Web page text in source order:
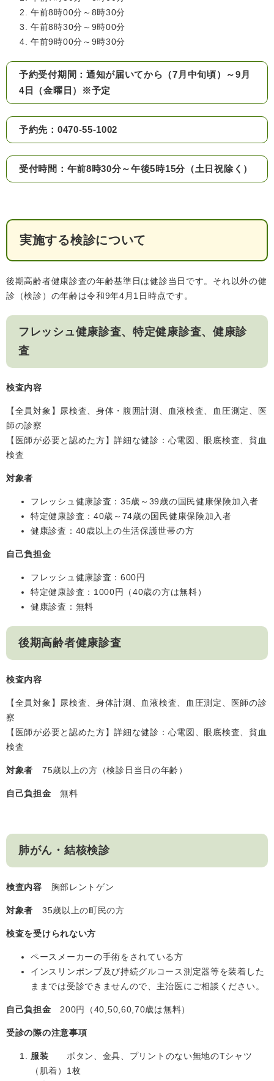
妊娠・出産
子育て情報 目
さ
が
し
別
分類からさがす 組織からさがす
カレンダーからさがす
とじる
午前8時00分～8時30分
午前8時30分～9時00分
午前9時00分～9時30分
予約受付期間：通知が届いてから（7月中旬頃）～9月
4日（金曜日）※予定
予約先：0470-55-1002
受付時間：午前8時30分～午後5時15分（土日祝除く）
実施する検診について
後期高齢者健康診査の年齢基準日は健診当日です。それ以外の健
診（検診）の年齢は令和9年4月1日時点です。
フレッシュ健康診査、特定健康診査、健康診
査
検査内容
【全員対象】尿検査、身体・腹囲計測、血液検査、血圧測定、医
師の診察
【医師が必要と認めた方】詳細な健診：心電図、眼底検査、貧血
検査
対象者
フレッシュ健康診査：35歳～39歳の国民健康保険加入者
特定健康診査：40歳～74歳の国民健康保険加入者
健康診査：40歳以上の生活保護世帯の方
自己負担金
フレッシュ健康診査：600円
特定健康診査：1000円（40歳の方は無料）
健康診査：無料
後期高齢者健康診査
検査内容
【全員対象】尿検査、身体計測、血液検査、血圧測定、医師の診
察
【医師が必要と認めた方】詳細な健診：心電図、眼底検査、貧血
検査
対象者 75歳以上の方（検診日当日の年齢）
自己負担金無料
肺がん・結核検診
検査内容 胸部レントゲン
対象者 35歳以上の町民の方
検査を受けられない方
ペースメーカーの手術をされている方
インスリンポンプ及び持続グルコース測定器等を装着した
ままでは受診できませんので、主治医にご相談ください。
自己負担金 200円（40,50,60,70歳は無料）
受診の際の注意事項
服装 ボタン、金具、プリントのない無地のTシャツ
（肌着）1枚